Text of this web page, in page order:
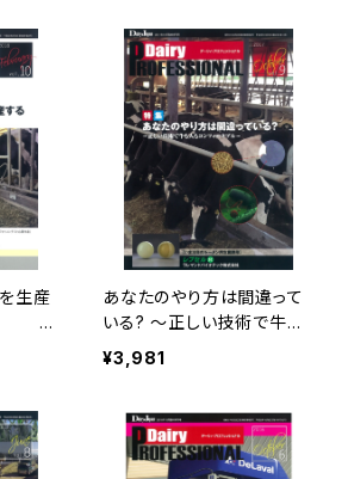
生産
あなたのやり方は間違って
いる? ～正しい技術で牛も
人もコンフォータブル～
NAL Vol.9
¥3,981